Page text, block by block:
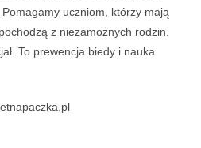
uczniom, którzy mają
z niezamożnych rodzin.
To prewencja biedy i nauka